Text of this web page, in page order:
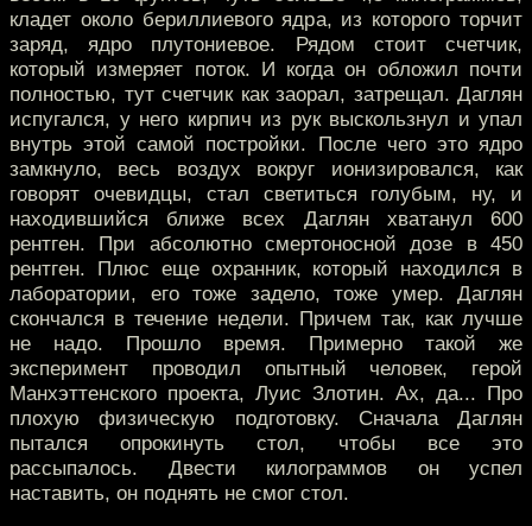
кладет около бериллиевого ядра, из которого торчит
заряд, ядро плутониевое. Рядом стоит счетчик,
который измеряет поток. И когда он обложил почти
полностью, тут счетчик как заорал, затрещал. Даглян
испугался, у него кирпич из рук выскользнул и упал
внутрь этой самой постройки. После чего это ядро
замкнуло, весь воздух вокруг ионизировался, как
говорят очевидцы, стал светиться голубым, ну, и
находившийся ближе всех Даглян хватанул 600
рентген. При абсолютно смертоносной дозе в 450
рентген. Плюс еще охранник, который находился в
лаборатории, его тоже задело, тоже умер. Даглян
скончался в течение недели. Причем так, как лучше
не надо. Прошло время. Примерно такой же
эксперимент проводил опытный человек, герой
Манхэттенского проекта, Луис Злотин. Ах, да... Про
плохую физическую подготовку. Сначала Даглян
пытался опрокинуть стол, чтобы все это
рассыпалось. Двести килограммов он успел
наставить, он поднять не смог стол.